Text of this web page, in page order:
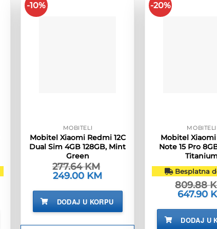
-10%
MOBITELI
Mobitel Xiaomi Redmi 12C
Dual Sim 4GB 128GB, Mint
Green
277.64KM
Izvorna
cijena
bila
277.64 KM.
249.00 KM
je:
DODAJ U KORPU
-20%
MOBITELI
Mobitel
Note 15 Pro
Besplatna
809.88
Izvorna
cijena
bila
809.88
647.90
DODAJ U